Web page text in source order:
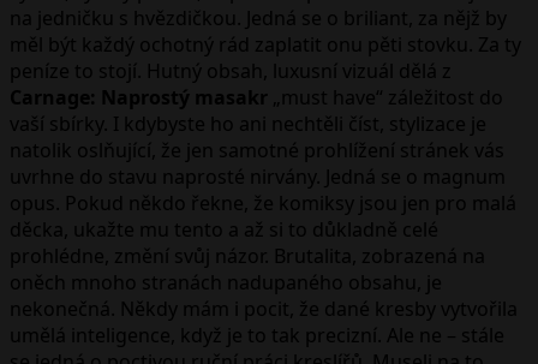
na jedničku s hvězdičkou. Jedná se o briliant, za nějž by
měl být každý ochotný rád zaplatit onu pěti stovku. Za ty
peníze to stojí. Hutný obsah, luxusní vizuál dělá z
Carnage: Naprostý masakr „must have“ záležitost do
vaší sbírky. I kdybyste ho ani nechtěli číst, stylizace je
natolik oslňující, že jen samotné prohlížení stránek vás
uvrhne do stavu naprosté nirvány. Jedná se o magnum
opus. Pokud někdo řekne, že komiksy jsou jen pro malá
děcka, ukažte mu tento a až si to důkladně celé
prohlédne, změní svůj názor. Brutalita, zobrazená na
oněch mnoho stranách nadupaného obsahu, je
nekonečná. Někdy mám i pocit, že dané kresby vytvořila
umělá inteligence, když je to tak precizní. Ale ne – stále